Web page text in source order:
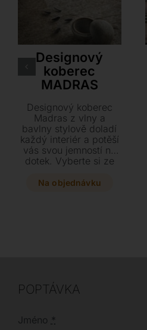
Designový
koberec
MADRAS
Designový koberec
Madras z vlny a
bavlny stylově doladí
každý interiér a potěší
vás svou jemností na
dotek. Vyberte si ze
odstínů a čtyř různých
Na objednávku
POPTÁVKA
Jméno *